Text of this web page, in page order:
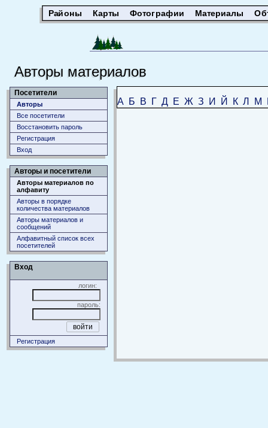
Районы Карты Фотографии Материалы
Авторы материалов
Посетители
Авторы
Все посетители
Восстановить пароль
Регистрация
Вход
Авторы и посетители
Авторы материалов по
алфавиту
Авторы в порядке
количества материалов
Авторы материалов и
сообщений
Алфавитный список всех
посетителей
Вход
логин:
пароль:
Регистрация
А Б В Г Д Е Ж З И Й К Л М